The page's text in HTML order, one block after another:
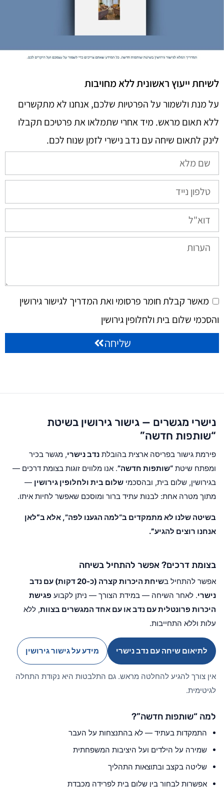
לשיחת ייעוץ ראשונית ללא מחויבות
על מנת ולשמור על הפרטיות שלכם, אנחנו לא מתקשרים
ללא תאום מראש. מיד אחרי שתמלאו את פרטיכם תקבלו
לינק לתאום שיחה עם נדב נישרי לזמן שנוח לכם.​
מאשר קבלת חומר פרסומי ואת המדריך לגישור גירושין
והסכמי שלום בית ולחלופין גירושין
שליחה
נישרי מגשרים — גישור גירושין בשיטת
“שותפות חדשה”
פירמת גישור בפריסה ארצית בהובלת נדב נישרי, מגשר בכיר
ומפתח שיטת “שותפות חדשה”. אנו מלווים זוגות בצומת דרכים —
בגירושין, שלום בית, ובהסכמי שלום בית ולחלופין גירושין —
מתוך מטרה אחת: לבנות עתיד ברור ומוסכם שאפשר לחיות איתו.
בשיטה שלנו לא מתמקדים ב“למה הגענו לפה”, אלא ב“לאן
אנחנו רוצים להגיע”.
בצומת דרכים? אפשר להתחיל בשיחה
אפשר להתחיל ב
שיחת היכרות קצרה (כ-20 דקות) עם נדב
נישרי. לאחר השיחה — במידת הצורך — ניתן לקבוע פגישת
היכרות פרונטלית עם נדב או עם אחד המגשרים בצוות, ללא
עלות וללא התחייבות.
לתיאום שיחה עם נדב נישרי מידע על גישור גירושין
אין צורך להגיע להחלטה מראש. גם התלבטות היא נקודת התחלה
לגיטימית.
למה “שותפות חדשה”?
התמקדות בעתיד — לא בהתנצחות על העבר
שמירה על הילדים ועל היציבות המשפחתית
שליטה בקצב ובתוצאות התהליך
אפשרות לבחור בין שלום בית לפרידה מכבדת